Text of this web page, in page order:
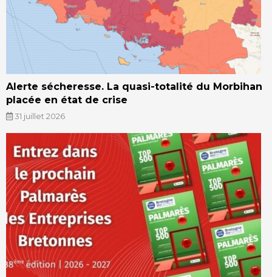
Alerte sécheresse. La quasi-totalité du Morbihan
placée en état de crise
31 juillet 2026